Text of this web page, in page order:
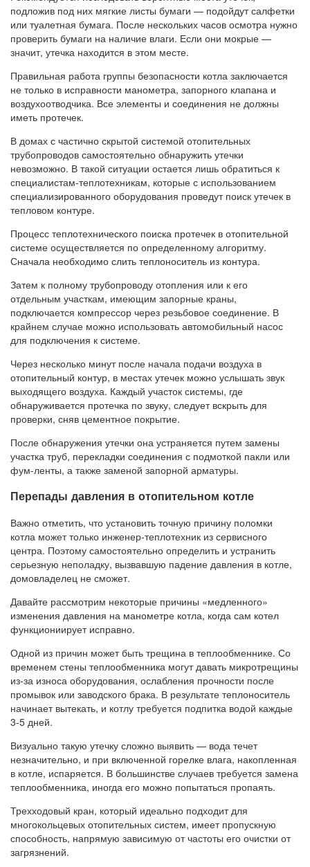
подложив под них мягкие листы бумаги — подойдут салфетки
или туалетная бумага. После нескольких часов осмотра нужно
проверить бумаги на наличие влаги. Если они мокрые —
значит, утечка находится в этом месте.
Правильная работа группы безопасности котла заключается
не только в исправности манометра, запорного клапана и
воздухоотводчика. Все элементы и соединения не должны
иметь протечек.
В домах с частично скрытой системой отопительных
трубопроводов самостоятельно обнаружить утечки
невозможно. В такой ситуации остается лишь обратиться к
специалистам-теплотехникам, которые с использованием
специализированного оборудования проведут поиск утечек в
тепловом контуре.
Процесс теплотехнического поиска протечек в отопительной
системе осуществляется по определенному алгоритму.
Сначала необходимо слить теплоноситель из контура.
Затем к полному трубопроводу отопления или к его
отдельным участкам, имеющим запорные краны,
подключается компрессор через резьбовое соединение. В
крайнем случае можно использовать автомобильный насос
для подключения к системе.
Через несколько минут после начала подачи воздуха в
отопительный контур, в местах утечек можно услышать звук
выходящего воздуха. Каждый участок системы, где
обнаруживается протечка по звуку, следует вскрыть для
проверки, сняв цементное покрытие.
После обнаружения утечки она устраняется путем замены
участка труб, перекладки соединения с подмоткой пакли или
фум-ленты, а также заменой запорной арматуры.
Перепады давления в отопительном котле
Важно отметить, что установить точную причину поломки
котла может только инженер-теплотехник из сервисного
центра. Поэтому самостоятельно определить и устранить
серьезную неполадку, вызвавшую падение давления в котле,
домовладелец не сможет.
Давайте рассмотрим некоторые причины «медленного»
изменения давления на манометре котла, когда сам котел
функциониирует исправно.
Одной из причин может быть трещина в теплообменнике. Со
временем стены теплообменника могут давать микротрещины
из-за износа оборудования, ослабления прочности после
промывок или заводского брака. В результате теплоноситель
начинает вытекать, и котлу требуется подпитка водой каждые
3-5 дней.
Визуально такую утечку сложно выявить — вода течет
незначительно, и при включенной горелке влага, накопленная
в котле, испаряется. В большинстве случаев требуется замена
теплообменника, иногда его можно попытаться пропаять.
Трехходовый кран, который идеально подходит для
многокольцевых отопительных систем, имеет пропускную
способность, напрямую зависимую от частоты его очистки от
загрязнений.